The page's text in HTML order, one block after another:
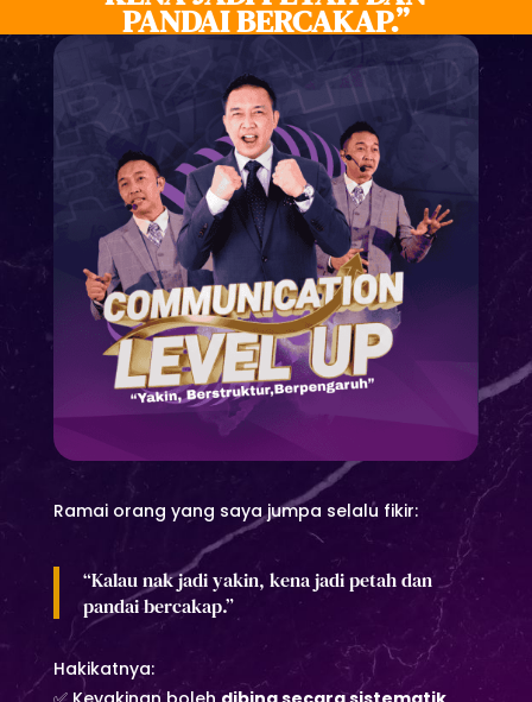
PANDAI BERCAKAP.”
Ramai orang yang saya jumpa selalu fikir:
“Kalau nak jadi yakin, kena jadi petah dan
pandai bercakap.”
Hakikatnya: